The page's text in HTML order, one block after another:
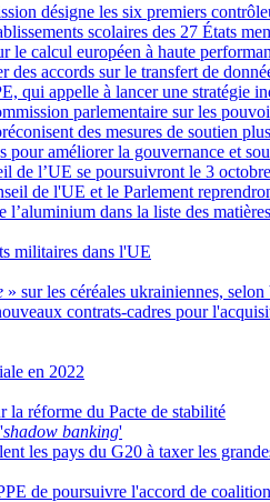
désigne les six premiers
scolaires des 27 États
le calcul européen à haute
accords sur le transfert de
qui appelle à lancer une stratégie
parlementaire sur les
des mesures de soutien
pour améliorer la gouvernance et
de l’UE se poursuivront le 3 octobre
de l'UE et le Parlement
dans la liste des
militaires dans l'UE
» sur les céréales ukrainiennes,
contrats-cadres pour
en 2022
réforme du Pacte de stabilité
shadow banking'
les pays du G20 à taxer les
de poursuivre l'accord de coalition